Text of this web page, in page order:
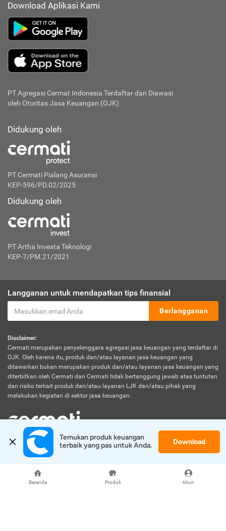
Beranda Produk Akun
Download Aplikasi Kami
PT Agregasi Cermat Indonesia Terdaftar dan Diawasi
oleh Otoritas Jasa Keuangan (OJK)
Didukung oleh
PT Cermati Pialang Asuransi
KEP-596/PD.02/2025
Didukung oleh
PT Artha Investa Teknologi
KEP-7/PM.21/2021
Langganan untuk mendapatkan tips finansial
Berlangganan
Disclaimer:
Cermati merupakan penyelenggara agregasi jasa keuangan yang terdaftar di
OJK. Oleh karena itu, produk dan/atau layanan jasa keuangan yang
ditawarkan bukan merupakan produk dan/atau layanan jasa keuangan yang
diterbitkan oleh Cermati dan Cermati tidak bertanggung jawab atas tuntutan
dan risiko terkait produk dan/atau layanan LJK dan/atau pihak yang
melakukan kegiatan di sektor jasa keuangan.
© 2026 Cermati. All Rights Reserved.
Temukan produk keuangan
terbaik yang pas untuk Anda.
Download